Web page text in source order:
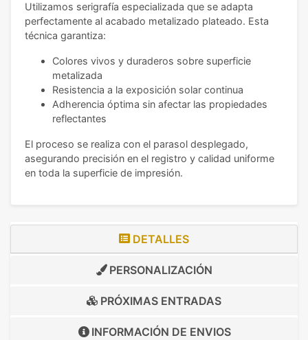
Utilizamos serigrafía especializada que se adapta
perfectamente al acabado metalizado plateado. Esta
técnica garantiza:
Colores vivos y duraderos sobre superficie
metalizada
Resistencia a la exposición solar continua
Adherencia óptima sin afectar las propiedades
reflectantes
El proceso se realiza con el parasol desplegado,
asegurando precisión en el registro y calidad uniforme
en toda la superficie de impresión.
DETALLES
PERSONALIZACIÓN
PRÓXIMAS ENTRADAS
INFORMACIÓN DE ENVIOS